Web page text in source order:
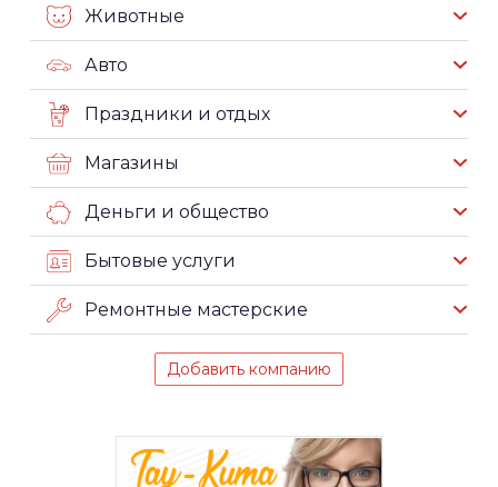
Животные
Авто
Праздники и отдых
Магазины
Деньги и общество
Бытовые услуги
Ремонтные мастерские
Добавить компанию